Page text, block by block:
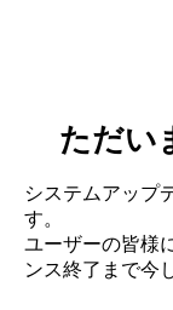
ただい
システムアップ
す。
ユーザーの皆様
ンス終了まで今